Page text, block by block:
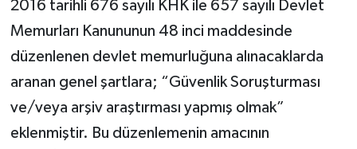
2016 tarihli 676 sayılı KHK ile 657 sayılı Devlet
Memurları Kanununun 48 inci maddesinde
düzenlenen devlet memurluğuna alınacaklarda
aranan genel şartlara; “Güvenlik Soruşturması
ve/veya arşiv araştırması yapmış olmak”
eklenmiştir. Bu düzenlemenin amacının